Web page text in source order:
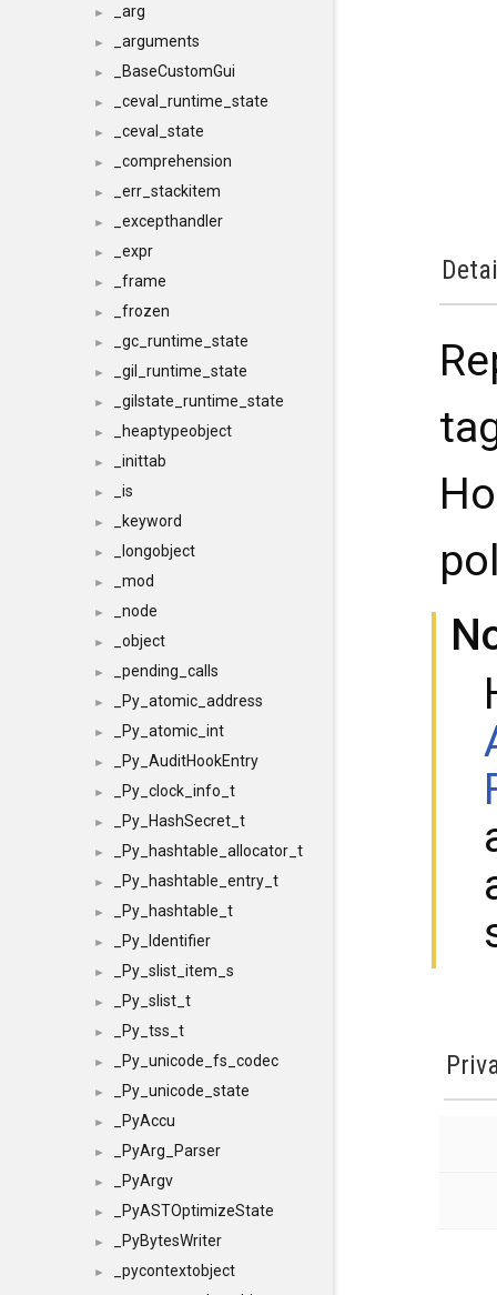
► _arg
► _arguments
► _BaseCustomGui
► _ceval_runtime_state
► _ceval_state
► _comprehension
► _err_stackitem
► _excepthandler
► _expr
► _frame
► _frozen
► _gc_runtime_state
► _gil_runtime_state
► _gilstate_runtime_state
► _heaptypeobject
► _inittab
► _is
► _keyword
► _longobject
► _mod
► _node
► _object
► _pending_calls
► _Py_atomic_address
► _Py_atomic_int
► _Py_AuditHookEntry
► _Py_clock_info_t
► _Py_HashSecret_t
► _Py_hashtable_allocator_t
► _Py_hashtable_entry_t
► _Py_hashtable_t
► _Py_Identifier
► _Py_slist_item_s
► _Py_slist_t
► _Py_tss_t
► _Py_unicode_fs_codec
► _Py_unicode_state
► _PyAccu
► _PyArg_Parser
► _PyArgv
► _PyASTOptimizeState
► _PyBytesWriter
►
_pycontextobject